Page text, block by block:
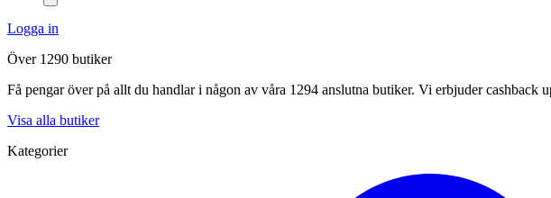
Logga in
Över 1290 butiker
Få pengar över på allt du handlar i någon av våra 1294 anslutna butiker. Vi erbjuder cashback
Visa alla butiker
Kategorier